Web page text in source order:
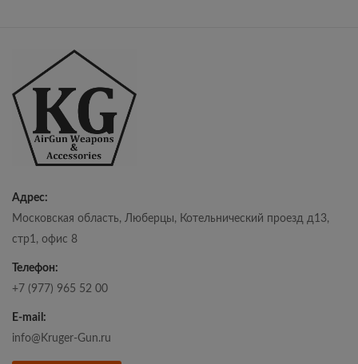
Адрес:
Московская область, Люберцы, Котельнический проезд д13,
стр1, офис 8
Телефон:
+7 (977) 965 52 00
E-mail:
info@Kruger-Gun.ru